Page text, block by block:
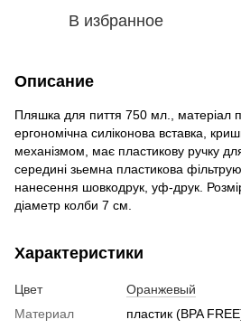
В избранное
Описание
Пляшка для пиття 750 мл., матеріал
ергономічна силіконова вставка,
механізмом, має пластикову ручку
середині зьемна пластикова
нанесення шовкодрук, уф-друк.
діаметр колби 7 см.
Характеристики
Цвет
Оранжевый
Материал
пластик (BPA